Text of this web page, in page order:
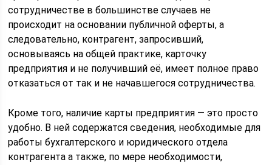
сотрудничестве в большинстве случаев не
происходит на основании публичной оферты, а
следовательно, контрагент, запросивший,
основываясь на общей практике, карточку
предприятия и не получивший её, имеет полное право
отказаться от так и не начавшегося сотрудничества.
Кроме того, наличие карты предприятия — это просто
удобно. В ней содержатся сведения, необходимые для
работы бухгалтерского и юридического отдела
контрагента а также, по мере необходимости,